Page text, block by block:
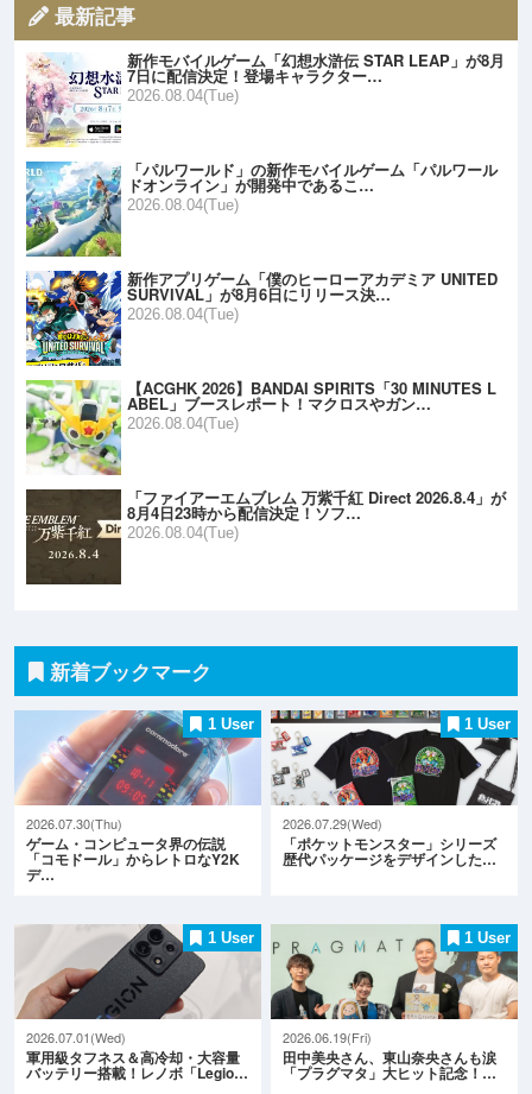
最新記事
新作モバイルゲーム「幻想水滸伝 STAR LEAP」が8月
7日に配信決定！登場キャラクター…
2026.08.04(Tue)
「パルワールド」の新作モバイルゲーム「パルワール
ドオンライン」が開発中であるこ…
2026.08.04(Tue)
新作アプリゲーム「僕のヒーローアカデミア UNITED
SURVIVAL」が8月6日にリリース決…
2026.08.04(Tue)
【ACGHK 2026】BANDAI SPIRITS「30 MINUTES L
ABEL」ブースレポート！マクロスやガン…
2026.08.04(Tue)
「ファイアーエムブレム 万紫千紅 Direct 2026.8.4」が
8月4日23時から配信決定！ソフ…
2026.08.04(Tue)
新着ブックマーク
1 User
2026.07.30(Thu)
ゲーム・コンピュータ界の伝説
「コモドール」からレトロなY2K
デ…
1 User
2026.07.29(Wed)
「ポケットモンスター」シリーズ
歴代パッケージをデザインした…
1 User
2026.07.01(Wed)
軍用級タフネス＆高冷却・大容量
バッテリー搭載！レノボ「Legio…
1 User
2026.06.19(Fri)
田中美央さん、東山奈央さんも涙
「プラグマタ」大ヒット記念！…